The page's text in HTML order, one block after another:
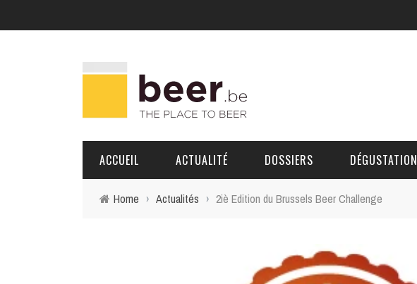
ACCUEIL ACTUALITÉ DOSSIERS DÉGUSTATION
Home › Actualités › 2iè Edition du Brussels Beer Challenge